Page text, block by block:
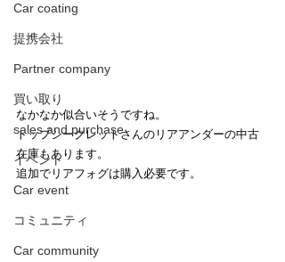
Car coating
提携会社
Partner company
買い取り
sales and purchase
イベント
Car event
コミュニティ
Car community
なかなか似合いそうですね。
トップシークレットさんのリアアンダーの中古
在庫もあります。
追加でリアフォグは購入必要です。